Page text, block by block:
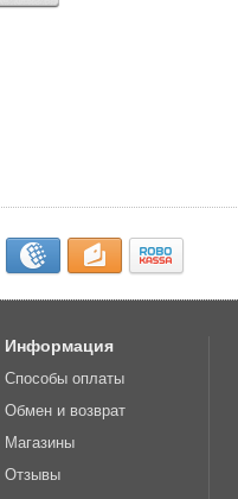
Информация
Способы оплаты
Обмен и возврат
Магазины
Отзывы